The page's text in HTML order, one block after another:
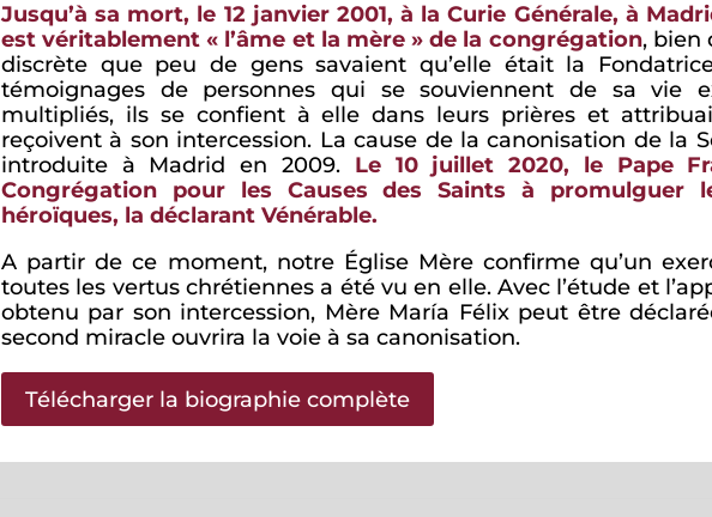
Jusqu’à sa mort, le 12 janvier 2001, à la Curie Générale, à
est véritablement « l’âme et la mère » de la congrégation, bien
discrète que peu de gens savaient qu’elle était la
témoignages de personnes qui se souviennent de sa vie
multipliés, ils se confient à elle dans leurs prières et
reçoivent à son intercession. La cause de la canonisation de la
introduite à Madrid en 2009. Le 10 juillet 2020, le Pape
Congrégation pour les Causes des Saints à promulguer
héroïques, la déclarant Vénérable.
A partir de ce moment, notre Église Mère confirme qu’un
toutes les vertus chrétiennes a été vu en elle. Avec l’étude et
obtenu par son intercession, Mère María Félix peut être
second miracle ouvrira la voie à sa canonisation.
Télécharger la biographie complète